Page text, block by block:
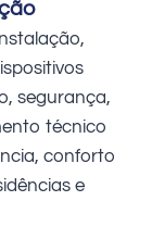
segurança,
técnico
conforto
e